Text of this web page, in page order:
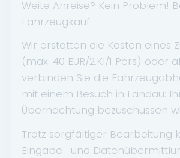
Weite Anreise? Kein Problem!
Fahrzeugkauf:
Wir erstatten die Kosten eines
(max. 40 EUR/2.Kl/1 Pers) oder
verbinden Sie die
mit einem Besuch in Landau:
Übernachtung bezuschussen
Trotz sorgfältiger Bearbeitung
Eingabe- und